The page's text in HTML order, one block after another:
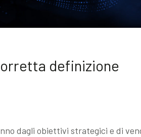
definizione
dagli obiettivi strategici e di